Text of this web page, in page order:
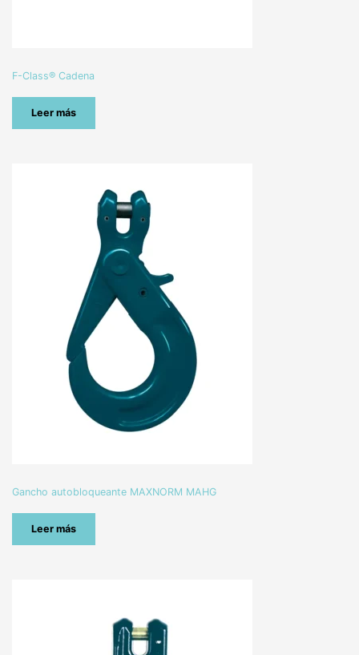
F-Class® Cadena
Leer más
Gancho autobloqueante MAXNORM MAHG
Leer más